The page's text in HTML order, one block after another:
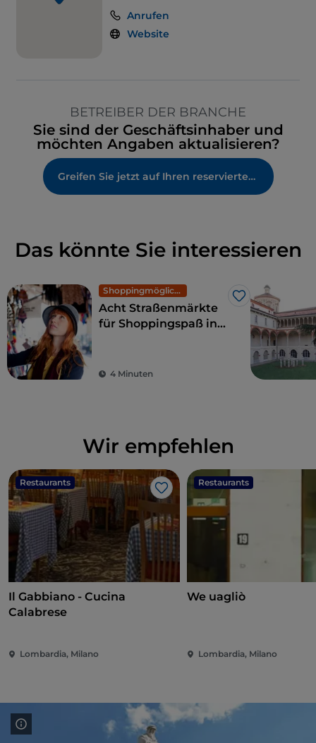
Anrufen
Website
BETREIBER DER BRANCHE
Sie sind der Geschäftsinhaber und
möchten Angaben aktualisieren?
Greifen Sie jetzt auf Ihren reservierten Bereich zu
Das könnte Sie interessieren
Shoppingmöglichkeiten und Märkte
Like
Acht Straßenmärkte
für Shoppingspaß in
Preisen
4 Minuten
Wir empfehlen
Restaurants
Like
Il Gabbiano - Cucina
Calabrese
Lombardia, Milano
Restaurants
We uagliò
Lombardia, Milano